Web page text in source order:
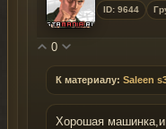
ID: 9644
0
К материалу: Saleen
Хорошая машинка,и